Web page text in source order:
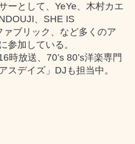
ーとして、 YeYe、木村カエ
、 SHE IS
ァブリック、など多くのア
参加している。
時放送、 70’s 80’s洋楽専門
スデイズ」 DJ も担当中。